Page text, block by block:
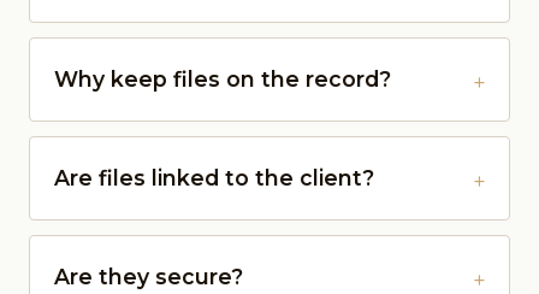
Why keep files on the record?
Are files linked to the client?
Are they secure?